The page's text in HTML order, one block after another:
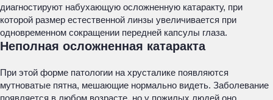
диагностируют набухающую осложненную катаракту, при
которой размер естественной линзы увеличивается при
одновременном сокращении передней капсулы глаза.
Неполная осложненная катаракта
При этой форме патологии на хрусталике появляются
мутноватые пятна, мешающие нормально видеть. Заболевание
появляется в любом возрасте, но у пожилых людей оно